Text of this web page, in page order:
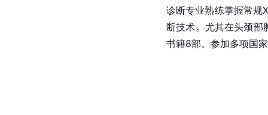
诊断专业熟练掌握常规
断技术。尤其在头颈部
书籍8部。参加多项国